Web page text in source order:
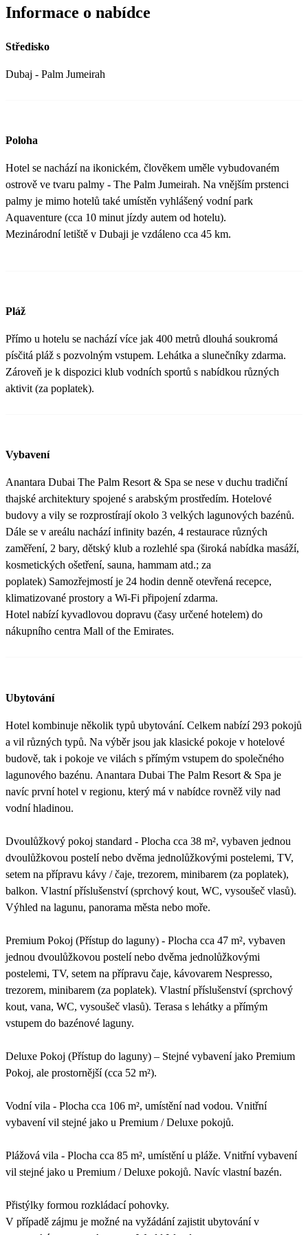
Informace o nabídce
Středisko
Dubaj - Palm Jumeirah
Poloha
Hotel se nachází na ikonickém, člověkem uměle vybudovaném
ostrově ve tvaru palmy - The Palm Jumeirah. Na vnějším prstenci
palmy je mimo hotelů také umístěn vyhlášený vodní park
Aquaventure (cca 10 minut jízdy autem od hotelu).
Mezinárodní letiště v Dubaji je vzdáleno cca 45 km.
Pláž
Přímo u hotelu se nachází více jak 400 metrů dlouhá soukromá
písčitá pláž s pozvolným vstupem. Lehátka a slunečníky zdarma.
Zároveň je k dispozici klub vodních sportů s nabídkou různých
aktivit (za poplatek).
Vybavení
Anantara Dubai The Palm Resort & Spa se nese v duchu tradiční
thajské architektury spojené s arabským prostředím. Hotelové
budovy a vily se rozprostírají okolo 3 velkých lagunových bazénů.
Dále se v areálu nachází infinity bazén, 4 restaurace různých
zaměření, 2 bary, dětský klub a rozlehlé spa (široká nabídka masáží,
kosmetických ošetření, sauna, hammam atd.; za
poplatek) Samozřejmostí je 24 hodin denně otevřená recepce,
klimatizované prostory a Wi-Fi připojení zdarma.
Hotel nabízí kyvadlovou dopravu (časy určené hotelem) do
nákupního centra Mall of the Emirates.
Ubytování
Hotel kombinuje několik typů ubytování. Celkem nabízí 293 pokojů
a vil různých typů. Na výběr jsou jak klasické pokoje v hotelové
budově, tak i pokoje ve vilách s přímým vstupem do společného
lagunového bazénu. Anantara Dubai The Palm Resort & Spa je
navíc první hotel v regionu, který má v nabídce rovněž vily nad
vodní hladinou.
Dvoulůžkový pokoj standard - Plocha cca 38 m², vybaven jednou
dvoulůžkovou postelí nebo dvěma jednolůžkovými postelemi, TV,
setem na přípravu kávy / čaje, trezorem, minibarem (za poplatek),
balkon. Vlastní příslušenství (sprchový kout, WC, vysoušeč vlasů).
Výhled na lagunu, panorama města nebo moře.
Premium Pokoj (Přístup do laguny) - Plocha cca 47 m², vybaven
jednou dvoulůžkovou postelí nebo dvěma jednolůžkovými
postelemi, TV, setem na přípravu čaje, kávovarem Nespresso,
trezorem, minibarem (za poplatek). Vlastní příslušenství (sprchový
kout, vana, WC, vysoušeč vlasů). Terasa s lehátky a přímým
vstupem do bazénové laguny.
Deluxe Pokoj (Přístup do laguny) – Stejné vybavení jako Premium
Pokoj, ale prostornější (cca 52 m²).
Vodní vila - Plocha cca 106 m², umístění nad vodou. Vnitřní
vybavení vil stejné jako u Premium / Deluxe pokojů.
Plážová vila - Plocha cca 85 m², umístění u pláže. Vnitřní vybavení
vil stejné jako u Premium / Deluxe pokojů. Navíc vlastní bazén.
Přistýlky formou rozkládací pohovky.
V případě zájmu je možné na vyžádání zajistit ubytování v